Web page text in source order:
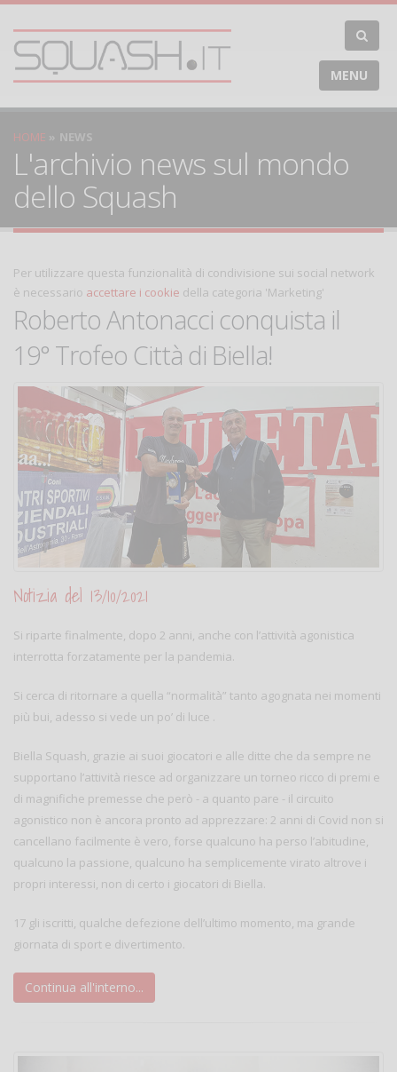
MENU
HOME NEWS
L'archivio news sul mondo
dello Squash
Per utilizzare questa funzionalità di condivisione sui social network
è necessario accettare i cookie della categoria 'Marketing'
Roberto Antonacci conquista il
19° Trofeo Città di Biella!
Notizia del 13/10/2021
Si riparte finalmente, dopo 2 anni, anche con l’attività agonistica
interrotta forzatamente per la pandemia.
Si cerca di ritornare a quella “normalità” tanto agognata nei momenti
più bui, adesso si vede un po’ di luce .
Biella Squash, grazie ai suoi giocatori e alle ditte che da sempre ne
supportano l’attività riesce ad organizzare un torneo ricco di premi e
di magnifiche premesse che però - a quanto pare - il circuito
agonistico non è ancora pronto ad apprezzare: 2 anni di Covid non si
cancellano facilmente è vero, forse qualcuno ha perso l’abitudine,
qualcuno la passione, qualcuno ha semplicemente virato altrove i
propri interessi, non di certo i giocatori di Biella.
17 gli iscritti, qualche defezione dell’ultimo momento, ma grande
giornata di sport e divertimento.
Continua all'interno...